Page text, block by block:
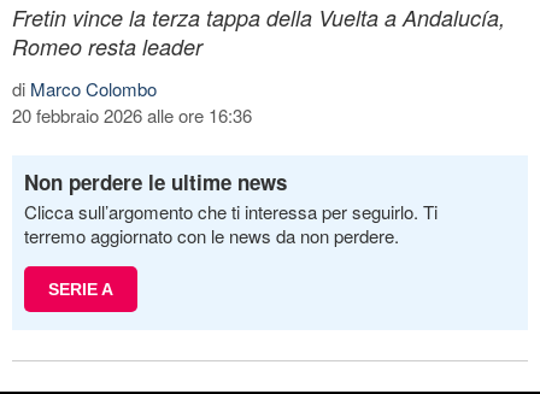
Fretin vince la terza tappa della Vuelta a Andalucía,
Romeo resta leader
di Marco Colombo
20 febbraio 2026 alle ore 16:36
Non perdere le ultime news
Clicca sull’argomento che ti interessa per seguirlo. Ti
terremo aggiornato con le news da non perdere.
SERIE A